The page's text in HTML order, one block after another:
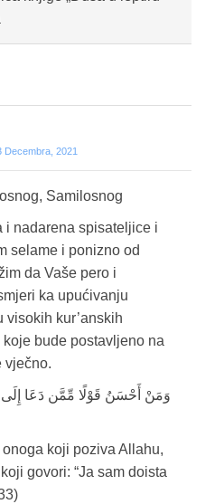
Decembra, 2021
Samilosnog
i nadarena spisateljice i
selame i ponizno od
da Vaše pero i
ka upućivanju
visokih kur’anskih
bude postavljeno na
vječno.
وَمَنْ أَحْسَنُ قَوْلًا مِّمَّن دَعَا
koji poziva Allahu,
govori: “Ja sam doista